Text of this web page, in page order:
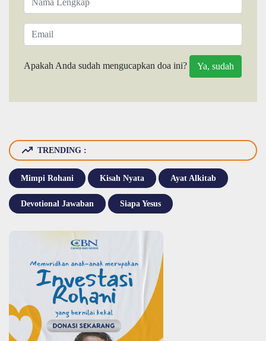
Apakah Anda sudah mengucapkan doa ini?
TRENDING :
Mimpi Rohani Kisah Nyata Ayat Alkitab
Devotional Jawaban Siapa Yesus